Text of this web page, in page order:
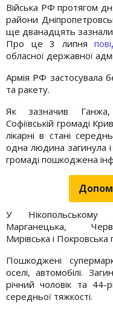
Війська РФ протягом
райони
ще дванадцять
Про це 3 липня
обласної державної
Армія РФ застосувала
та ракету.
Як зазначив
Софіївській громаді
лікарні в стані
одна людина загинула
громаді пошкоджена
У Нікопольському
Марганецька,
Мирівська і Покровська
Пошкоджені
оселі, автомобілі.
річний чоловік та 44-
середньої тяжкості.